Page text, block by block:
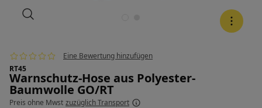
RT45
Warnschutz-Hose aus Polyester-
Baumwolle GO/RT
Eine Bewertung hinzufügen
Preis ohne Mwst zuzüglich Transport